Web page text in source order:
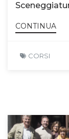
CONTINUA
CORSI